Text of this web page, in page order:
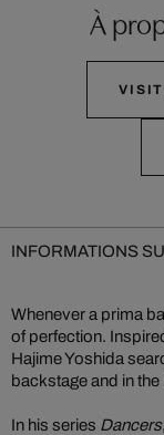
À
INFORMATIONS
Whenever a prima
of perfection.
Hajime Yoshida
backstage and in
In his series Dancers